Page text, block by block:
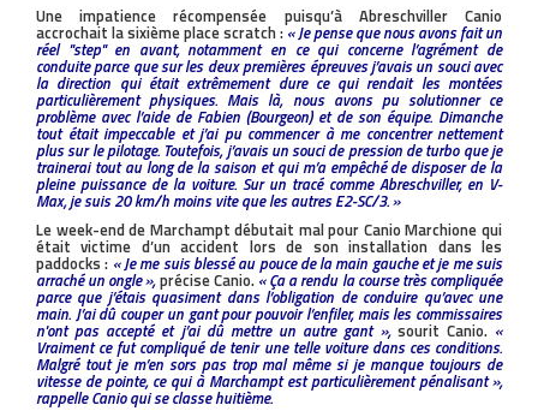
Une impatience récompensée puisqu’à Abreschviller Canio
accrochait la sixième place scratch :« Je pense que nous avons fait un
réel ''step'' en avant, notamment en ce qui concerne l’agrément de
conduite parce que sur les deux premières épreuves j’avais un souci avec
la direction qui était extrêmement dure ce qui rendait les montées
particulièrement physiques. Mais là, nous avons pu solutionner ce
problème avec l’aide de Fabien (Bourgeon) et de son équipe. Dimanche
tout était impeccable et j’ai pu commencer à me concentrer nettement
plus sur le pilotage. Toutefois, j’avais un souci de pression de turbo que je
trainerai tout au long de la saison et qui m’a empêché de disposer de la
pleine puissance de la voiture. Sur un tracé comme Abreschviller, en V-
Max, je suis 20 km/h moins vite que les autres E2-SC/3. »
Le week-end de Marchampt débutait mal pour Canio Marchione qui
était victime d’un accident lors de son installation dans les
paddocks : « Je me suis blessé au pouce de la main gauche et je me suis
arraché un ongle »,précise Canio. « Ça a rendu la course très compliquée
parce que j’étais quasiment dans l’obligation de conduire qu’avec une
main. J’ai dû couper un gant pour pouvoir l’enfiler, mais les commissaires
n'ont pas accepté et j’ai dû mettre un autre gant »,sourit Canio. «
Vraiment ce fut compliqué de tenir une telle voiture dans ces conditions.
Malgré tout je m’en sors pas trop mal même si je manque toujours de
vitesse de pointe, ce qui à Marchampt est particulièrement pénalisant »,
rappelle Canio qui se classe huitième.